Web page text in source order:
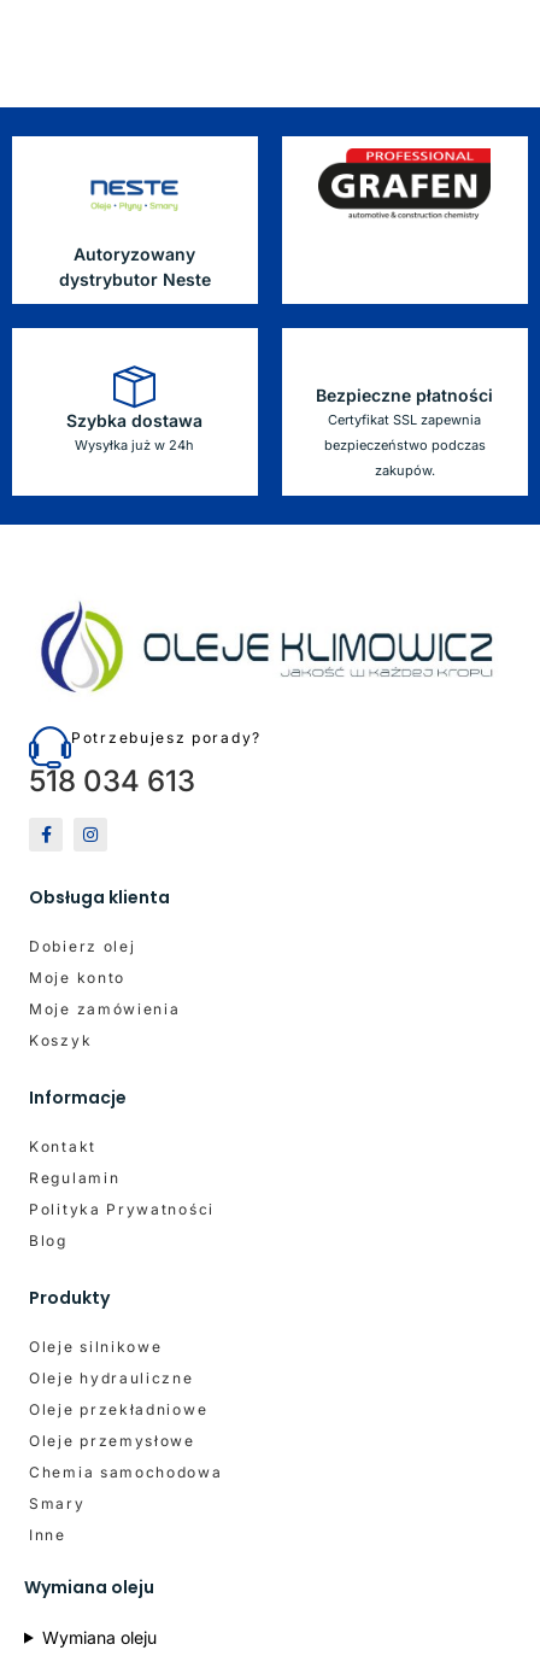
Autoryzowany
dystrybutor Neste
Szybka dostawa
Wysyłka już w 24h
Bezpieczne płatności
Certyfikat SSL zapewnia
bezpieczeństwo podczas
zakupów.
Potrzebujesz porady?
518 034 613
Obsługa klienta
Dobierz olej
Moje konto
Moje zamówienia
Koszyk
Informacje
Kontakt
Regulamin
Polityka Prywatności
Blog
Produkty
Oleje silnikowe
Oleje hydrauliczne
Oleje przekładniowe
Oleje przemysłowe
Chemia samochodowa
Smary
Inne
Wymiana oleju
Wymiana oleju